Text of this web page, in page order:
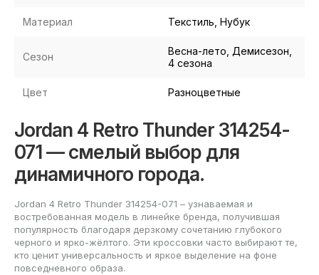
Материал Текстиль, Нубук
Сезон
Весна-лето, Демисезон,
4 сезона
Цвет Разноцветные
Jordan 4 Retro Thunder 314254-
071 — смелый выбор для
динамичного города.
Jordan 4 Retro Thunder 314254-071 – узнаваемая и
востребованная модель в линейке бренда, получившая
популярность благодаря дерзкому сочетанию глубокого
черного и ярко-жёлтого. Эти кроссовки часто выбирают те,
кто ценит универсальность и яркое выделение на фоне
повседневного образа.